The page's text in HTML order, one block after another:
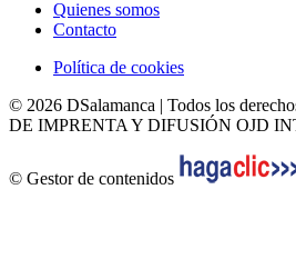
Quienes somos
Contacto
Política de cookies
© 2026 DSalamanca | Todos los
DE IMPRENTA Y DIFUSIÓN OJD
© Gestor de contenidos